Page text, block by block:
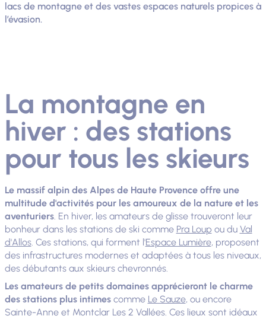
lacs de montagne et des vastes espaces naturels propices à
l’évasion.
La montagne en
hiver : des stations
pour tous les skieurs
Le massif alpin des Alpes de Haute Provence offre une
multitude d'activités pour les amoureux de la nature et les
aventuriers. En hiver, les amateurs de glisse trouveront leur
bonheur dans les stations de ski comme Pra Loup ou du Val
d'Allos. Ces stations, qui forment l'Espace Lumière, proposent
des infrastructures modernes et adaptées à tous les niveaux,
des débutants aux skieurs chevronnés.
Les amateurs de petits domaines apprécieront le charme
des stations plus intimescomme Le Sauze, ou encore
Sainte-Anne et Montclar Les 2 Vallées. Ces lieux sont idéaux